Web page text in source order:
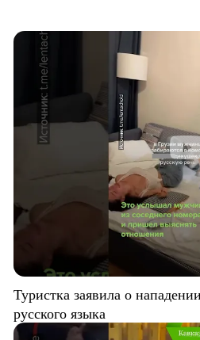
Туристка заявила о
русского языка